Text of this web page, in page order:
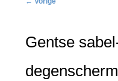
Gentse